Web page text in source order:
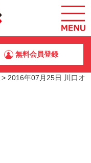
無料会員登録
> 2016年07月25日 川口オ